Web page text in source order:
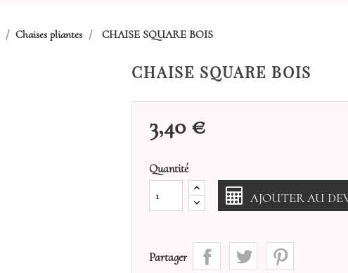
Chaises pliantes CHAISE SQUARE BOIS
CHAISE SQUARE BOIS
3,40 €
Quantité
AJOUTER AU
Partager